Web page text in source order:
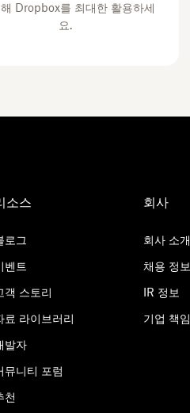
Dropbox를 최대한 활용하세
요.
소스
로그
벤트
객 스토리
료 라이브러리
발자
뮤니티 포럼
천
회사
회사 소개
채용 정보
IR 정보
기업 책임